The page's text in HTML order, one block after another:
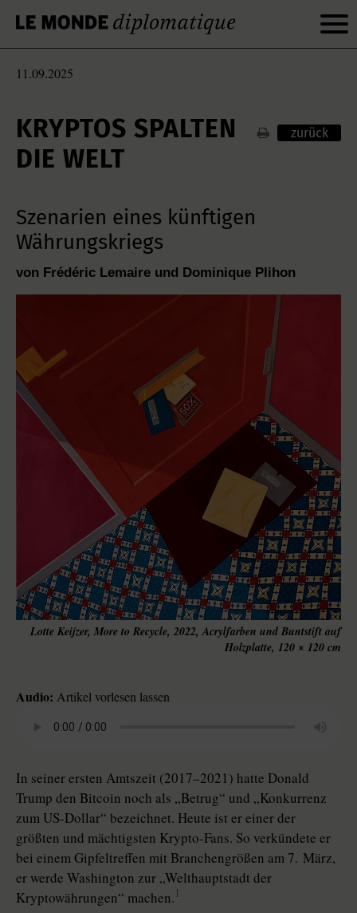
11.09.2025
KRYPTOS SPALTEN
DIE WELT
zurück
Szenarien eines künftigen
Währungskriegs
von Frédéric Lemaire und Dominique Plihon
Lotte Keijzer, More to Recycle, 2022, Acrylfarben und Buntstift auf
Holzplatte, 120 × 120 cm
Audio: Artikel vorlesen lassen
In seiner ersten Amtszeit (2017–2021) hatte Donald
Trump den Bitcoin noch als „Betrug“ und „Konkurrenz
zum US-Dollar“ bezeichnet. Heute ist er einer der
größten und mächtigsten Krypto-Fans. So verkündete er
bei einem Gipfeltreffen mit Branchengrößen am 7. März,
er werde Washington zur „Welthauptstadt der
Kryptowährungen“ machen. 1